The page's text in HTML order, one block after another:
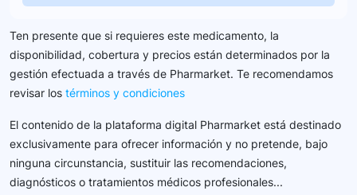
Ten presente que si requieres este medicamento, la
disponibilidad, cobertura y precios están determinados por la
gestión efectuada a través de Pharmarket. Te recomendamos
revisar los términos y condiciones
El contenido de la plataforma digital Pharmarket está destinado
exclusivamente para ofrecer información y no pretende, bajo
ninguna circunstancia, sustituir las recomendaciones,
diagnósticos o tratamientos médicos profesionales...